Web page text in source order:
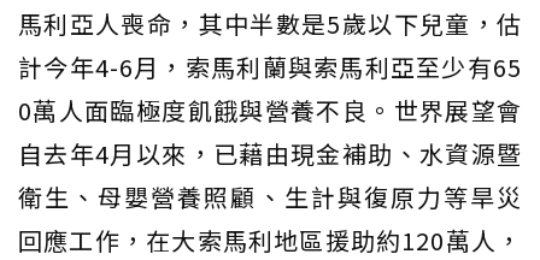
馬利亞人喪命，其中半數是5歲以下兒童，估
計今年4-6月，索馬利蘭與索馬利亞至少有65
0萬人面臨極度飢餓與營養不良。世界展望會
自去年4月以來，已藉由現金補助、水資源暨
衛生、母嬰營養照顧、生計與復原力等旱災
回應工作，在大索馬利地區援助約120萬人，